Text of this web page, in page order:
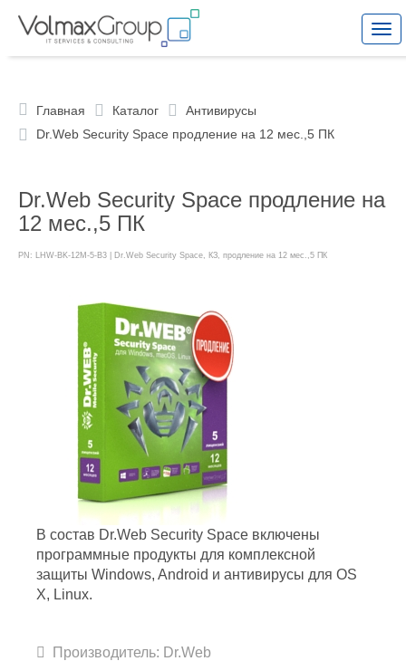
Главная Каталог
Антивирусы
Dr.Web Security Space продление на 12 мес.,5 ПК
Dr.Web Security Space продление на
12 мес.,5 ПК
PN: LHW-BK-12M-5-B3 | Dr.Web Security Space, КЗ, продление на 12 мес.,5 ПК
В состав Dr.Web Security Space включены
программные продукты для комплексной
защиты Windows, Android и антивирусы для OS
X, Linux.
Производитель: Dr.Web